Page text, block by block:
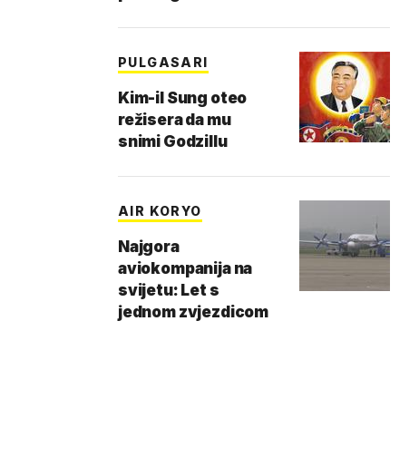
PULGASARI
Kim-il Sung oteo
režisera da mu
snimi Godzillu
AIR KORYO
Najgora
aviokompanija na
svijetu: Let s
jednom zvjezdicom